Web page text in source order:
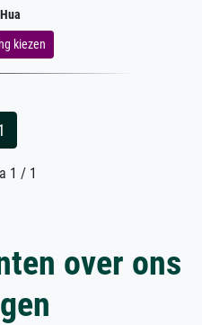
kiezen
1 / 1
over ons